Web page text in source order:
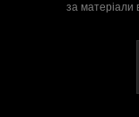
за матеріали